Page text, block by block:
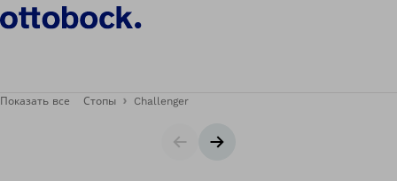
Показать все Стопы Challenger
ПолзунокСледующий слайд